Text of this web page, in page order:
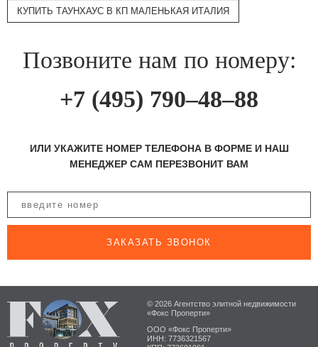
КУПИТЬ ТАУНХАУС В КП МАЛЕНЬКАЯ ИТАЛИЯ
Позвоните нам по номеру:
+7 (495) 790–48–88
ИЛИ УКАЖИТЕ НОМЕР ТЕЛЕФОНА В ФОРМЕ И НАШ
МЕНЕДЖЕР САМ ПЕРЕЗВОНИТ ВАМ
ЗАКАЗАТЬ ЗВОНОК
© 2026 Агентство элитной недвижимости
«Фокс Проперти»
ООО «Фокс Проперти»
ИНН: 7736321567